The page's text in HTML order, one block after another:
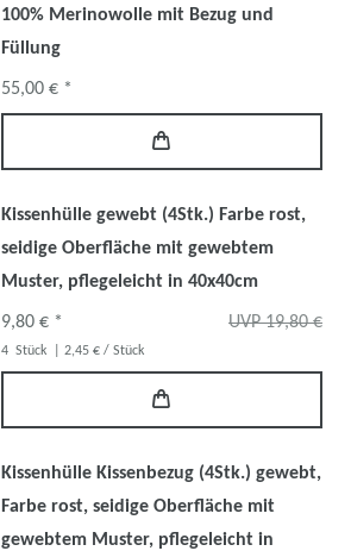
100% Merinowolle mit Bezug und
Füllung
55,00 € *
Kissenhülle gewebt (4Stk.) Farbe rost,
seidige Oberfläche mit gewebtem
Muster, pflegeleicht in 40x40cm
UVP 19,80 €
9,80 € *
4 Stück | 2,45 € / Stück
Kissenhülle Kissenbezug (4Stk.) gewebt,
Farbe rost, seidige Oberfläche mit
gewebtem Muster, pflegeleicht in